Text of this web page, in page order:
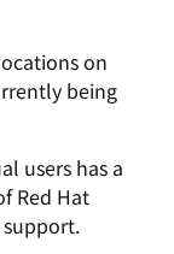
on
being
users has a
Red Hat
support.